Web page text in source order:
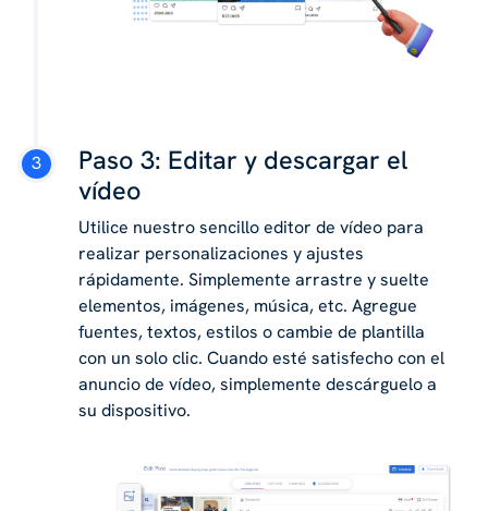
Paso 3: Editar y descargar el
vídeo
Utilice nuestro sencillo editor de vídeo para
realizar personalizaciones y ajustes
rápidamente. Simplemente arrastre y suelte
elementos, imágenes, música, etc. Agregue
fuentes, textos, estilos o cambie de plantilla
con un solo clic. Cuando esté satisfecho con el
anuncio de vídeo, simplemente descárguelo a
su dispositivo.